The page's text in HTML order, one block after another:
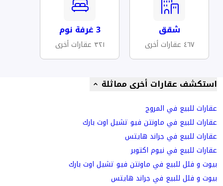
شقق
٤٦٧ عقارات أخرى
3 غرفة نوم
٣٢١ عقارات أخرى
استكشف عقارات أخرى مماثلة
عقارات للبيع في المروج
عقارات للبيع في ماونتن فيو تشيل اوت بارك
عقارات للبيع في جراند هايتس
عقارات للبيع في نيوم اكتوبر
بيوت و فلل للبيع في ماونتن فيو تشيل اوت بارك
بيوت و فلل للبيع في جراند هايتس